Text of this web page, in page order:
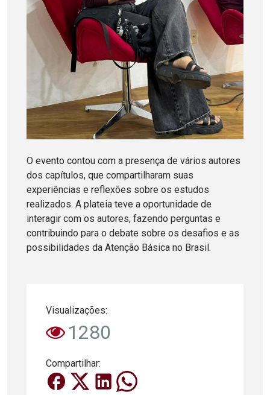
O evento contou com a presença de vários autores
dos capítulos, que compartilharam suas
experiências e reflexões sobre os estudos
realizados. A plateia teve a oportunidade de
interagir com os autores, fazendo perguntas e
contribuindo para o debate sobre os desafios e as
possibilidades da Atenção Básica no Brasil.
Visualizações:
1280
Compartilhar: